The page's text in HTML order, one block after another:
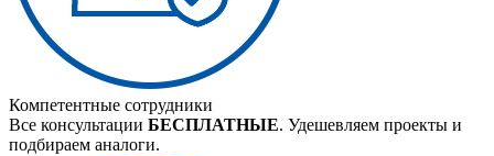
Компетентные сотрудники
Все консультации БЕСПЛАТНЫЕ. Удешевляем проекты и
подбираем аналоги.